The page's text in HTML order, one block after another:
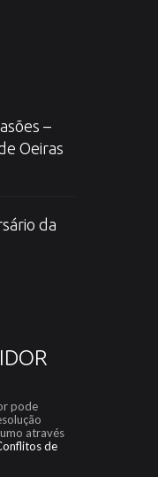
–
Oeiras
da
pode
através
de